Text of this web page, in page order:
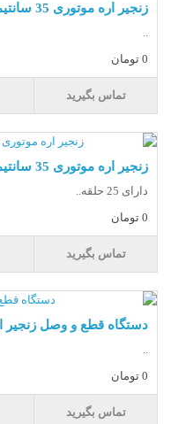
زنجیر اره موتوری 35 سانتیمتر اشتیل STIHL
..
0 تومان
تماس بگیرید
زنجیر اره موتوری 35 سانتیمتر 3/8 ای اند اس E&S
دارای 25 حلقه..
0 تومان
تماس بگیرید
دستگاه قطع و وصل زنجیر
..
0 تومان
تماس بگیرید